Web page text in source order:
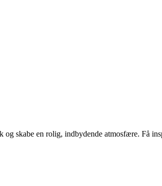
skabe en rolig, indbydende atmosfære. Få